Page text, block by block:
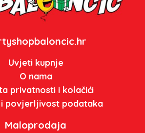
Uvjeti kupnje
O nama
privatnosti i kolačići
povjerljivost podataka
Maloprodaja